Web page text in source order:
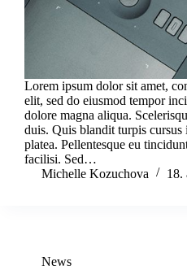
Lorem ipsum dolor sit amet,
elit, sed do eiusmod tempor
dolore magna aliqua.
duis. Quis blandit turpis cursus
platea. Pellentesque eu
facilisi. Sed…
Michelle Kozuchova
18.
News